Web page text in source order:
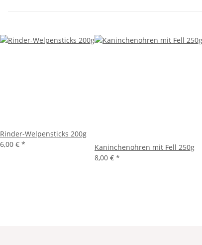
Rinder-Welpensticks 200g
6,00 € *
Kaninchenohren mit Fell 250g
8,00 € *